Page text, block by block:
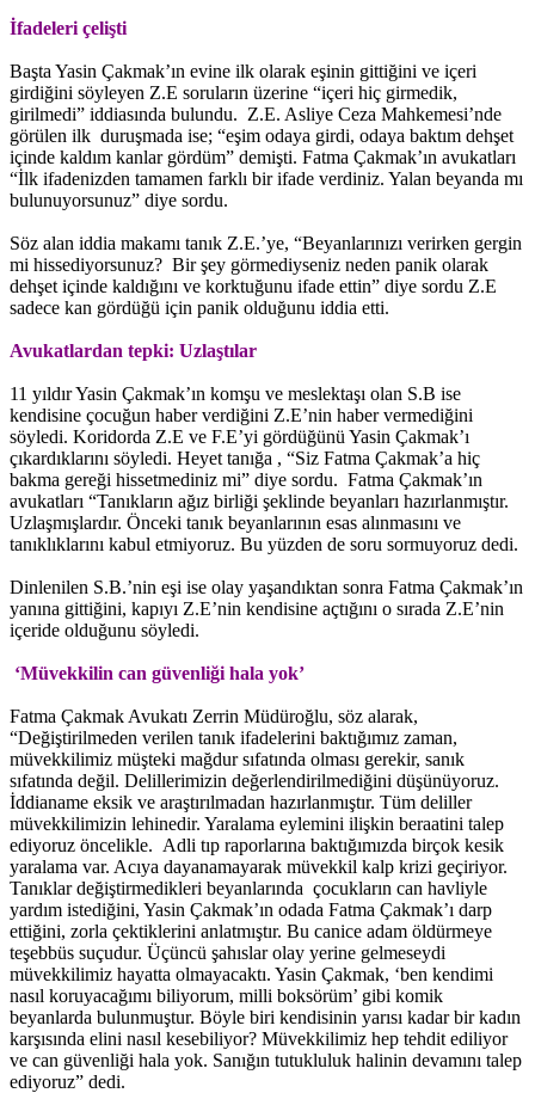
İfadeleri çelişti
Başta Yasin Çakmak’ın evine ilk olarak eşinin gittiğini ve içeri
girdiğini söyleyen Z.E soruların üzerine “içeri hiç girmedik,
girilmedi” iddiasında bulundu. Z.E. Asliye Ceza Mahkemesi’nde
görülen ilk duruşmada ise; “eşim odaya girdi, odaya baktım dehşet
içinde kaldım kanlar gördüm” demişti. Fatma Çakmak’ın avukatları
“İlk ifadenizden tamamen farklı bir ifade verdiniz. Yalan beyanda mı
bulunuyorsunuz” diye sordu.
Söz alan iddia makamı tanık Z.E.’ye, “Beyanlarınızı verirken gergin
mi hissediyorsunuz? Bir şey görmediyseniz neden panik olarak
dehşet içinde kaldığını ve korktuğunu ifade ettin” diye sordu Z.E
sadece kan gördüğü için panik olduğunu iddia etti.
Avukatlardan tepki: Uzlaştılar
11 yıldır Yasin Çakmak’ın komşu ve meslektaşı olan S.B ise
kendisine çocuğun haber verdiğini Z.E’nin haber vermediğini
söyledi. Koridorda Z.E ve F.E’yi gördüğünü Yasin Çakmak’ı
çıkardıklarını söyledi. Heyet tanığa , “Siz Fatma Çakmak’a hiç
bakma gereği hissetmediniz mi” diye sordu. Fatma Çakmak’ın
avukatları “Tanıkların ağız birliği şeklinde beyanları hazırlanmıştır.
Uzlaşmışlardır. Önceki tanık beyanlarının esas alınmasını ve
tanıklıklarını kabul etmiyoruz. Bu yüzden de soru sormuyoruz dedi.
Dinlenilen S.B.’nin eşi ise olay yaşandıktan sonra Fatma Çakmak’ın
yanına gittiğini, kapıyı Z.E’nin kendisine açtığını o sırada Z.E’nin
içeride olduğunu söyledi.
‘Müvekkilin can güvenliği hala yok’
Fatma Çakmak Avukatı Zerrin Müdüroğlu, söz alarak,
“Değiştirilmeden verilen tanık ifadelerini baktığımız zaman,
müvekkilimiz müşteki mağdur sıfatında olması gerekir, sanık
sıfatında değil. Delillerimizin değerlendirilmediğini düşünüyoruz.
İddianame eksik ve araştırılmadan hazırlanmıştır. Tüm deliller
müvekkilimizin lehinedir. Yaralama eylemini ilişkin beraatini talep
ediyoruz öncelikle. Adli tıp raporlarına baktığımızda birçok kesik
yaralama var. Acıya dayanamayarak müvekkil kalp krizi geçiriyor.
Tanıklar değiştirmedikleri beyanlarında çocukların can havliyle
yardım istediğini, Yasin Çakmak’ın odada Fatma Çakmak’ı darp
ettiğini, zorla çektiklerini anlatmıştır. Bu canice adam öldürmeye
teşebbüs suçudur. Üçüncü şahıslar olay yerine gelmeseydi
müvekkilimiz hayatta olmayacaktı. Yasin Çakmak, ‘ben kendimi
nasıl koruyacağımı biliyorum, milli boksörüm’ gibi komik
beyanlarda bulunmuştur. Böyle biri kendisinin yarısı kadar bir kadın
karşısında elini nasıl kesebiliyor? Müvekkilimiz hep tehdit ediliyor
ve can güvenliği hala yok. Sanığın tutukluluk halinin devamını talep
ediyoruz” dedi.